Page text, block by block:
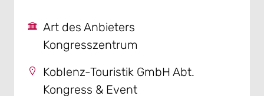
Art des Anbieters
Kongresszentrum
Koblenz-Touristik GmbH Abt.
Kongress & Event